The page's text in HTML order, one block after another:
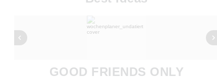
GOOD FRIENDS ONLY